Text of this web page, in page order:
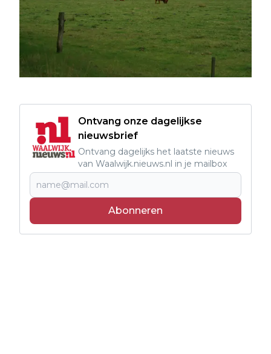
Ontvang onze dagelijkse
nieuwsbrief
Ontvang dagelijks het laatste nieuws
van Waalwijk.nieuws.nl in je mailbox
Abonneren